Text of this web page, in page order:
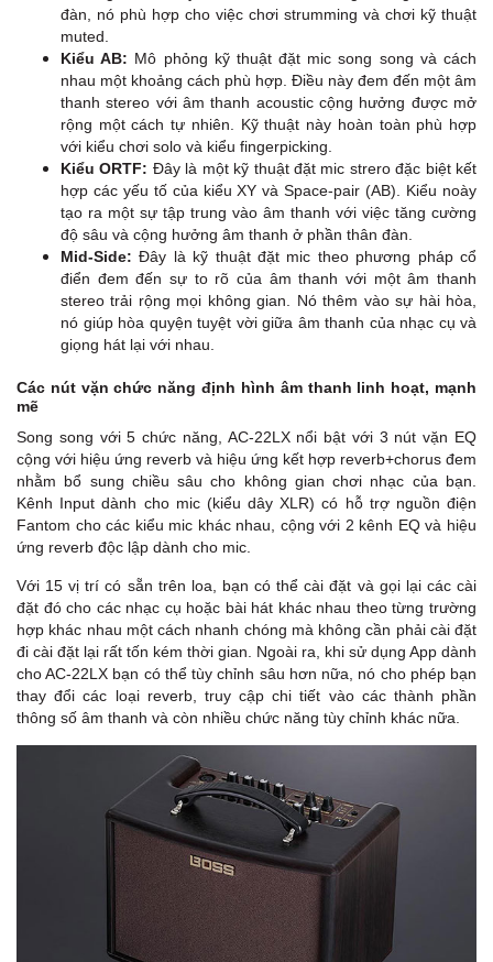
đàn, nó phù hợp cho việc chơi strumming và chơi kỹ thuật
muted.
Kiểu AB: Mô phỏng kỹ thuật đặt mic song song và cách
nhau một khoảng cách phù hợp. Điều này đem đến một âm
thanh stereo với âm thanh acoustic cộng hưởng được mở
rộng một cách tự nhiên. Kỹ thuật này hoàn toàn phù hợp
với kiểu chơi solo và kiểu fingerpicking.
Kiểu ORTF: Đây là một kỹ thuật đặt mic strero đặc biệt kết
hợp các yếu tố của kiểu XY và Space-pair (AB). Kiểu noày
tạo ra một sự tập trung vào âm thanh với việc tăng cường
độ sâu và cộng hưởng âm thanh ở phần thân đàn.
Mid-Side: Đây là kỹ thuật đặt mic theo phương pháp cổ
điển đem đến sự to rõ của âm thanh với một âm thanh
stereo trải rộng mọi không gian. Nó thêm vào sự hài hòa,
nó giúp hòa quyện tuyệt vời giữa âm thanh của nhạc cụ và
giọng hát lại với nhau.
Các nút vặn chức năng định hình âm thanh linh hoạt, mạnh
mẽ
Song song với 5 chức năng, AC-22LX nổi bật với 3 nút vặn EQ
cộng với hiệu ứng reverb và hiệu ứng kết hợp reverb+chorus đem
nhằm bổ sung chiều sâu cho không gian chơi nhạc của bạn.
Kênh Input dành cho mic (kiểu dây XLR) có hỗ trợ nguồn điện
Fantom cho các kiểu mic khác nhau, cộng với 2 kênh EQ và hiệu
ứng reverb độc lập dành cho mic.
Với 15 vị trí có sẵn trên loa, bạn có thể cài đặt và gọi lại các cài
đặt đó cho các nhạc cụ hoặc bài hát khác nhau theo từng trường
hợp khác nhau một cách nhanh chóng mà không cần phải cài đặt
đi cài đặt lại rất tốn kém thời gian. Ngoài ra, khi sử dụng App dành
cho AC-22LX bạn có thể tùy chỉnh sâu hơn nữa, nó cho phép bạn
thay đổi các loại reverb, truy cập chi tiết vào các thành phần
thông số âm thanh và còn nhiều chức năng tùy chỉnh khác nữa.